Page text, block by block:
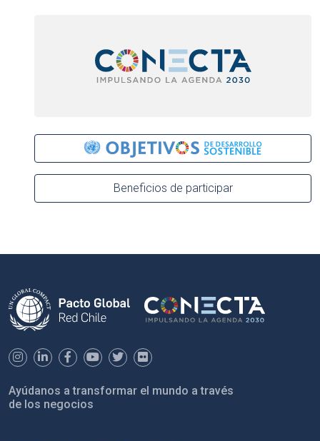
Beneficios de participar
Ayúdanos a transformar el mundo a través
de los negocios